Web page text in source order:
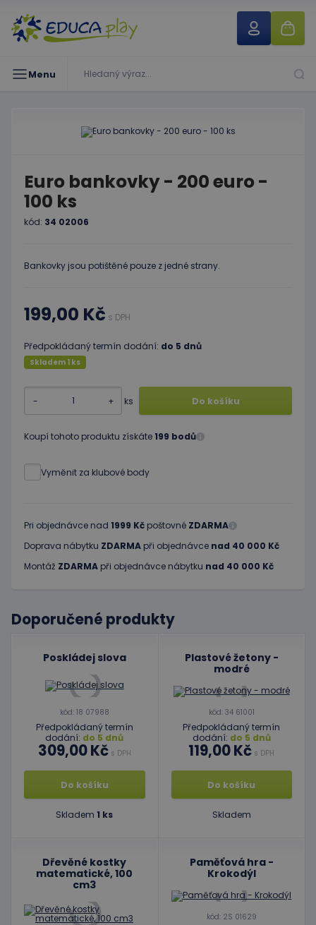
Menu
Euro bankovky - 200 euro -
100 ks
kód: 34 02006
Bankovky jsou potištěné pouze z jedné strany.
199,00 Kč s DPH
Předpokládaný termín dodání: do 5 dnů
Skladem 1 ks
- + ks Do košíku
Koupí tohoto produktu získáte199 bodů
Vyměnit za klubové body
Pri objednávce nad 1999 Kč poštovné ZDARMA
Doprava nábytku ZDARMA při objednávce nad 40 000 Kč
Montáž ZDARMA při objednávce nábytku nad 40 000 Kč
Doporučené produkty
Poskládej slova
kód: 18 07988
Předpokládaný termín
dodání: do 5 dnů
309,00 Kčs DPH
Do košíku
Skladem 1 ks
Plastové žetony -
modré
kód: 34 61001
Předpokládaný termín
dodání: do 5 dnů
119,00 Kč s DPH
Do košíku
Skladem
Dřevěné kostky
matematické, 100
cm3
Paměťová hra -
Krokodýl
kód: 2S 01629